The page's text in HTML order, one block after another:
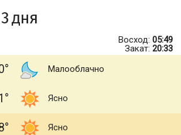
дня
Восход: 05:49
Закат: 20:33
Малооблачно
Ясно
Ясно